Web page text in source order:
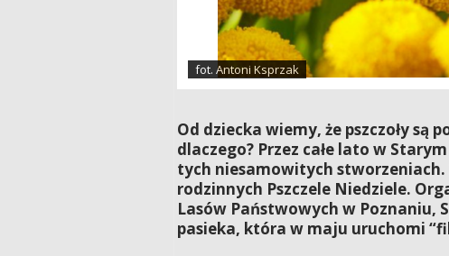
fot. Antoni Ksprzak
Od dziecka wiemy, że pszczoły są
dlaczego? Przez całe lato w
tych niesamowitych
rodzinnych Pszczele Niedziele.
Lasów Państwowych w Poznaniu,
pasieka, która w maju uruchomi